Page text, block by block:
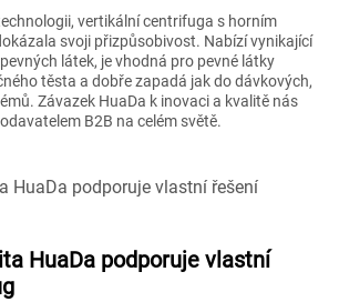
vertikální centrifuga s horním
svoji přizpůsobivost. Nabízí vynikající
látek, je vhodná pro pevné látky
těsta a dobře zapadá jak do dávkových,
Závazek HuaDa k inovaci a kvalitě nás
B2B na celém světě.
HuaDa podporuje vlastní